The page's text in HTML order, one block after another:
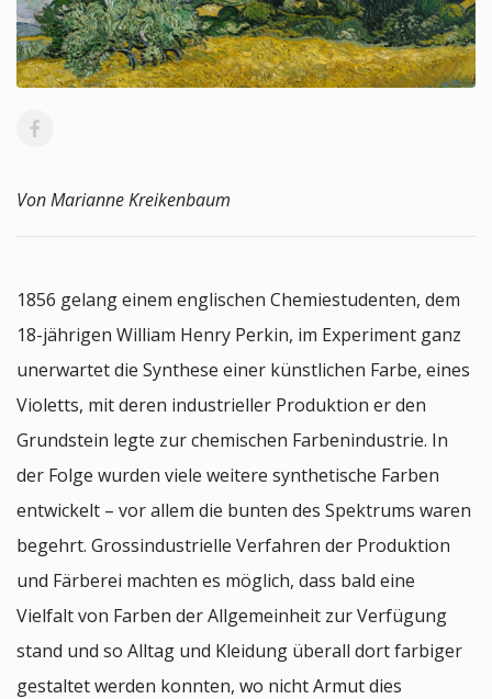
Von Marianne Kreikenbaum
1856 gelang einem englischen Chemiestudenten, dem
18-jährigen William Henry Perkin, im Experiment ganz
unerwartet die Synthese einer künstlichen Farbe, eines
Violetts, mit deren industrieller Produktion er den
Grundstein legte zur chemischen Farbenindustrie. In
der Folge wurden viele weitere synthetische Farben
entwickelt – vor allem die bunten des Spektrums waren
begehrt. Grossindustrielle Verfahren der Produktion
und Färberei machten es möglich, dass bald eine
Vielfalt von Farben der Allgemeinheit zur Verfügung
stand und so Alltag und Kleidung überall dort farbiger
gestaltet werden konnten, wo nicht Armut dies